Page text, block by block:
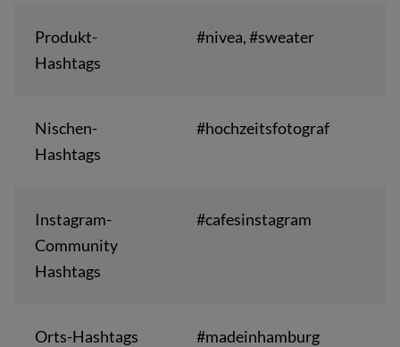
Produkt-
Hashtags
#nivea, #sweater
Nischen-
Hashtags
#hochzeitsfotograf
Instagram-
Community
Hashtags
#cafesinstagram
Orts-Hashtags #madeinhamburg